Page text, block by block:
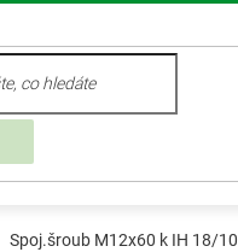
Spoj.šroub M12x60 k IH 18/10